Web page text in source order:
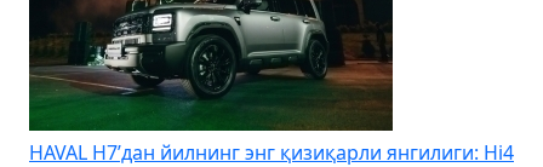
HAVAL H7’дан йилнинг энг қизиқарли янгилиги: Hi4